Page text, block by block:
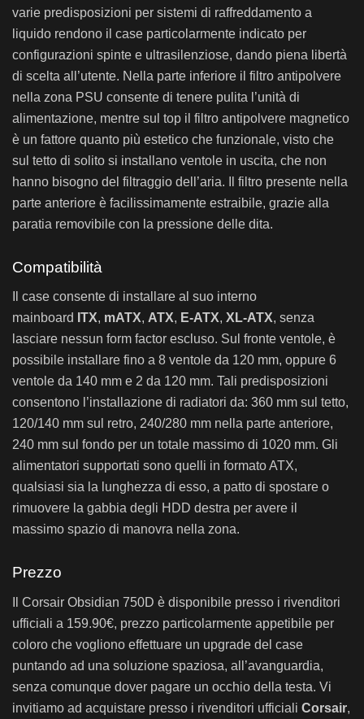
varie predisposizioni per sistemi di raffreddamento a
liquido rendono il case particolarmente indicato per
configurazioni spinte e ultrasilenziose, dando piena libertà
di scelta all’utente. Nella parte inferiore il filtro antipolvere
nella zona PSU consente di tenere pulita l’unità di
alimentazione, mentre sul top il filtro antipolvere magnetico
è un fattore quanto più estetico che funzionale, visto che
sul tetto di solito si installano ventole in uscita, che non
hanno bisogno del filtraggio dell’aria. Il filtro presente nella
parte anteriore è facilissimamente estraibile, grazie alla
paratia removibile con la pressione delle dita.
Compatibilità
Il case consente di installare al suo interno
mainboard ITX, mATX, ATX, E-ATX, XL-ATX, senza
lasciare nessun form factor escluso. Sul fronte ventole, è
possibile installare fino a 8 ventole da 120 mm, oppure 6
ventole da 140 mm e 2 da 120 mm. Tali predisposizioni
consentono l’installazione di radiatori da: 360 mm sul tetto,
120/140 mm sul retro, 240/280 mm nella parte anteriore,
240 mm sul fondo per un totale massimo di 1020 mm. Gli
alimentatori supportati sono quelli in formato ATX,
qualsiasi sia la lunghezza di esso, a patto di spostare o
rimuovere la gabbia degli HDD destra per avere il
massimo spazio di manovra nella zona.
Prezzo
Il Corsair Obsidian 750D è disponibile presso i rivenditori
ufficiali a 159.90€, prezzo particolarmente appetibile per
coloro che vogliono effettuare un upgrade del case
puntando ad una soluzione spaziosa, all’avanguardia,
senza comunque dover pagare un occhio della testa. Vi
invitiamo ad acquistare presso i rivenditori ufficiali Corsair,